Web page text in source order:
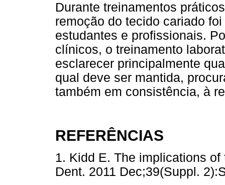
Durante treinamentos
remoção do tecido cariado
estudantes e profissionais.
clínicos, o treinamento
esclarecer principalmente
qual deve ser mantida,
também em consistência, à
REFERÊNCIAS
1. Kidd E. The implications
Dent. 2011